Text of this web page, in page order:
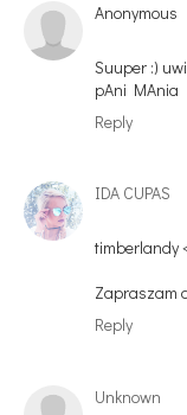
Anonymous
Suuper :)
pAni MAnia
Reply
IDA CUPAS
timberlandy
Zapraszam
Reply
Unknown